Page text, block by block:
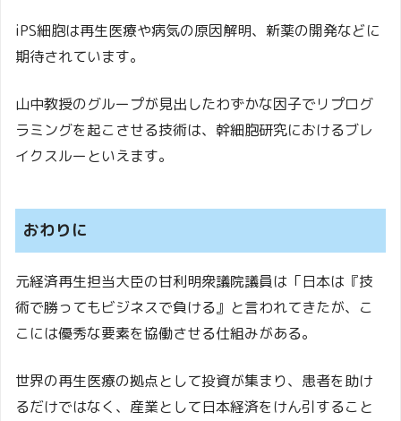
iPS細胞は再生医療や病気の原因解明、新薬の開発などに
期待されています。
山中教授のグループが見出したわずかな因子でリプログ
ラミングを起こさせる技術は、幹細胞研究におけるブレ
イクスルーといえます。
おわりに
元経済再生担当大臣の甘利明衆議院議員は「日本は『技
術で勝ってもビジネスで負ける』と言われてきたが、こ
こには優秀な要素を協働させる仕組みがある。
世界の再生医療の拠点として投資が集まり、患者を助け
るだけではなく、産業として日本経済をけん引すること